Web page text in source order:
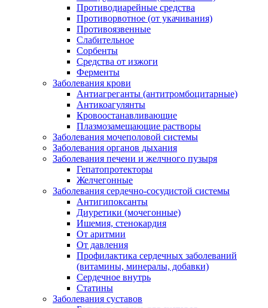
Противодиарейные средства
Противорвотное (от укачивания)
Противоязвенные
Слабительное
Сорбенты
Средства от изжоги
Ферменты
Заболевания крови
Антиагреганты (антитромбоцитарные)
Антикоагулянты
Кровоостанавливающие
Плазмозамещающие растворы
Заболевания мочеполовой системы
Заболевания органов дыхания
Заболевания печени и желчного пузыря
Гепатопротекторы
Желчегонные
Заболевания сердечно-сосудистой системы
Антигипоксанты
Диуретики (мочегонные)
Ишемия, стенокардия
От аритмии
От давления
Профилактика сердечных заболеваний
(витамины, минералы, добавки)
Сердечное внутрь
Статины
Заболевания суставов